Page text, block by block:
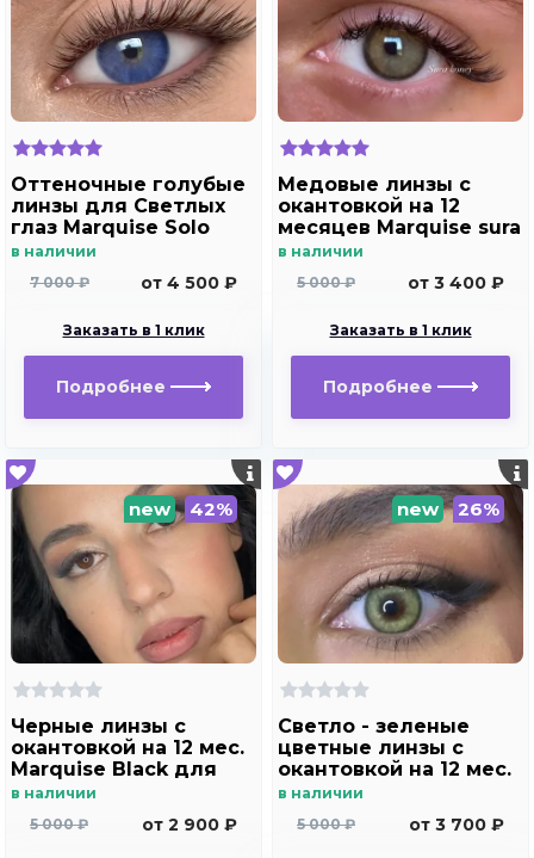
Оттеночные голубые
линзы для Светлых
глаз Marquise Solo
blue с отверстием
и близорукости
в наличии
7 000 ₽
от 4 500 ₽
Заказать в 1 клик
Подробнее
Медовые линзы с
окантовкой на 12
месяцев Marquise sura
Honey
в наличии
5 000 ₽
от 3 400 ₽
Заказать в 1 клик
Подробнее
new 42%
Черные линзы c
окантовкой на 12 мес.
Marquise Black для
темных и светлых
в наличии
5 000 ₽
от 2 900 ₽
new 26%
Светло - зеленые
цветные линзы c
окантовкой на 12 мес.
Marquise Dominico
в наличии
5 000 ₽
от 3 700 ₽